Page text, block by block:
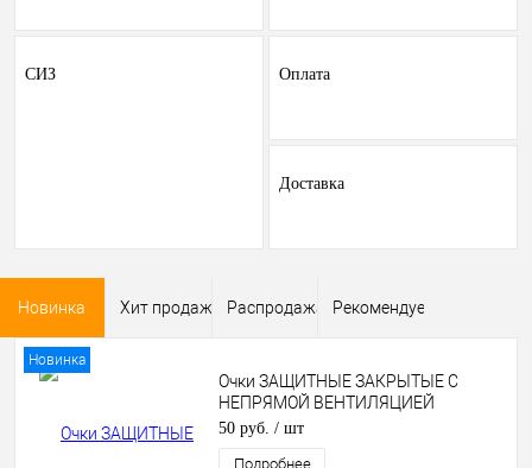
СИЗ Оплата
Доставка
Новинка Хит продаж Распродажа Рекомендуем
Новинка
Очки ЗАЩИТНЫЕ ЗАКРЫТЫЕ С
НЕПРЯМОЙ ВЕНТИЛЯЦИЕЙ
(ОЧК404)
50 руб. / шт
Подробнее